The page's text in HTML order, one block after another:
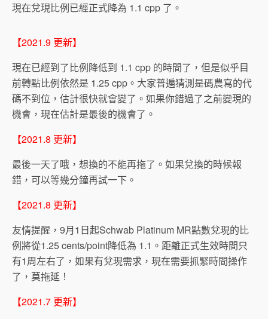
現在兌現比例已經正式降為 1.1 cpp 了。
【2021.9 更新】
現在已經到了比例降低到 1.1 cpp 的時間了，但是似乎目
前轉點比例依然是 1.25 cpp。大家普遍猜測是碼農寫的代
碼不到位，估計很快就會變了。如果你錯過了之前變現的
機會，現在估計是最後的機會了。
【2021.8 更新】
最後一天了哦，想換的不能再拖了。如果兌換的時候報
錯，可以等幾分鐘再試一下。
【2021.8 更新】
友情提醒，9月1日起Schwab Platinum MR點數兌現的比
例將從1.25 cents/point降低為 1.1。距離正式生效時間只
有1周左右了，如果有兌現需求，現在需要抓緊時間操作
了，莫拖延！
【2021.7 更新】